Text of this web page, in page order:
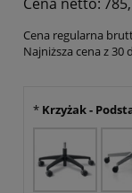
Cena regularna
Najniższa cena z 30
* Krzyżak -